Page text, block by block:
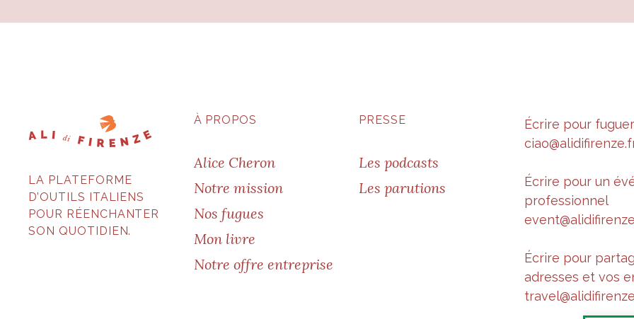
LA PLATEFORME
D’OUTILS ITALIENS
POUR RÉENCHANTER
SON QUOTIDIEN.
À PROPOS
Alice Cheron
Notre mission
Nos fugues
Mon livre
Notre offre entreprise
PRESSE
Les podcasts
Les parutions
Écrire pour fuguer
Écrire pour un
professionnel
Écrire pour
adresses et vos